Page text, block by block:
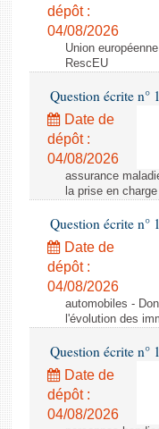
Questions écrites et
Comptes rendus des
dépôt :
04/08/2026
Union
RescEU
Question écrite n°
Date de
dépôt :
04/08/2026
assurance
la prise en
Question écrite n°
Date de
dépôt :
04/08/2026
automobiles -
l'évolution des
Question écrite n°
Date de
dépôt :
04/08/2026